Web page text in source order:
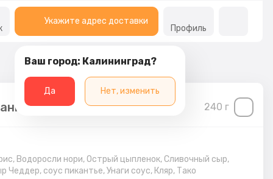
Укажите адрес доставки
Ваш город: Калининград?
Да Нет, изменить
Профиль
с цыпленком спайси 240 г
Водоросли нори, Острый цыпленок, Сливочный сыр,
Чеддер, соус пикантье,Унаги соус, Кляр, Тако